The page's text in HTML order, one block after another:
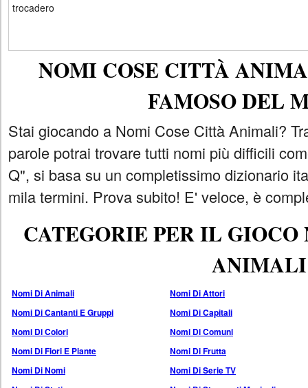
trocadero
NOMI COSE CITTÀ
FAMOSO DEL
Stai giocando a Nomi Cose Città Animali?
parole potrai trovare tutti nomi più difficili
Q", si basa su un completissimo dizionario
mila termini. Prova subito! E' veloce, è
CATEGORIE PER IL
ANIMALI
Nomi Di Animali
Nomi Di Attori
Nomi Di Cantanti E Gruppi
Nomi Di Capitali
Nomi Di Colori
Nomi Di Comuni
Nomi Di Fiori E Piante
Nomi Di Frutta
Nomi Di Nomi
Nomi Di Serie TV